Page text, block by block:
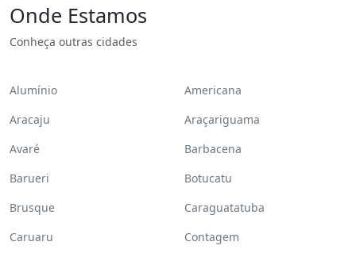
Onde Estamos
Conheça outras cidades
Alumínio
Americana
Aracaju
Araçariguama
Avaré
Barbacena
Barueri
Botucatu
Brusque
Caraguatatuba
Caruaru
Contagem